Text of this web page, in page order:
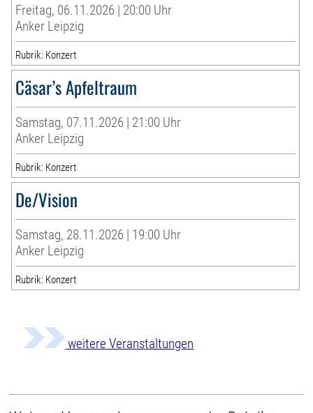
Freitag, 06.11.2026 | 20:00 Uhr
Anker Leipzig
Rubrik: Konzert
Cäsar’s Apfeltraum
Samstag, 07.11.2026 | 21:00 Uhr
Anker Leipzig
Rubrik: Konzert
De/Vision
Samstag, 28.11.2026 | 19:00 Uhr
Anker Leipzig
Rubrik: Konzert
weitere Veranstaltungen